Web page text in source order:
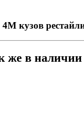
кузов
же в наличии